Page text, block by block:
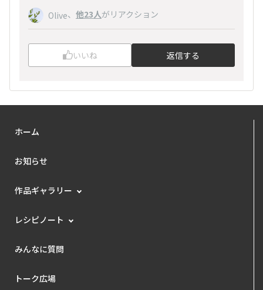
Olive、 他23人がリアクション
いいね 返信する
ホーム
お知らせ
作品ギャラリー
レシピノート
みんなに質問
トーク広場